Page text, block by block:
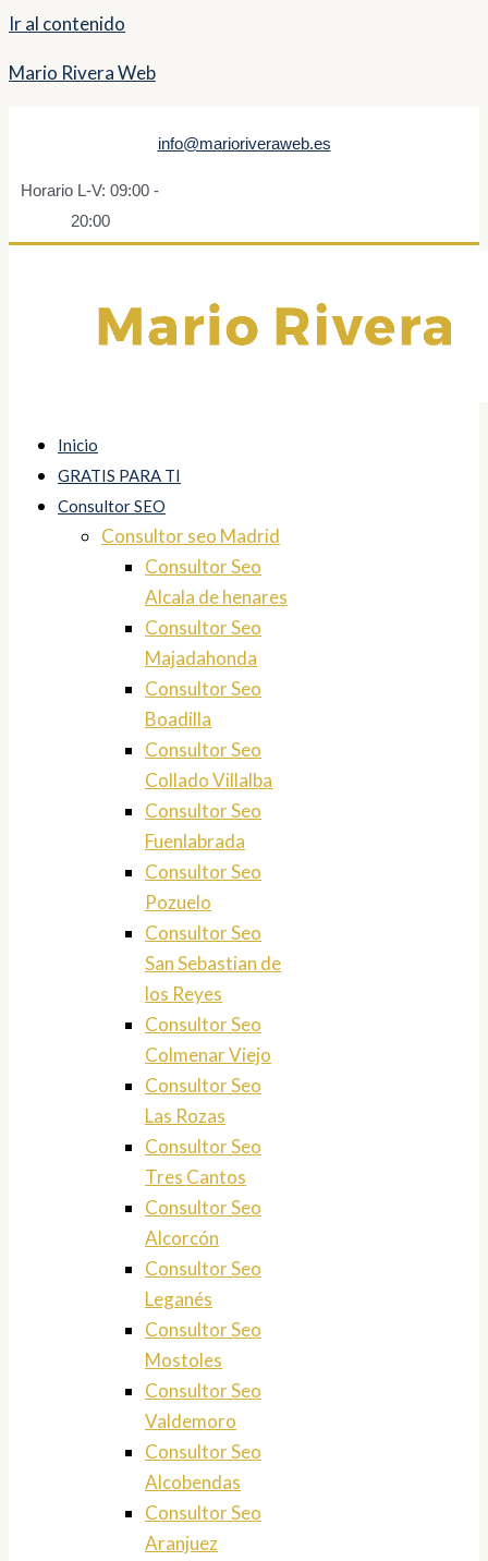
Ir al contenido
Mario Rivera Web
info@marioriveraweb.es
Horario L-V: 09:00 -
20:00
Inicio
GRATIS PARA TI
Consultor SEO
Consultor seo Madrid
Consultor Seo
Alcala de henares
Consultor Seo
Majadahonda
Consultor Seo
Boadilla
Consultor Seo
Collado Villalba
Consultor Seo
Fuenlabrada
Consultor Seo
Pozuelo
Consultor Seo
San Sebastian de
los Reyes
Consultor Seo
Colmenar Viejo
Consultor Seo
Las Rozas
Consultor Seo
Tres Cantos
Consultor Seo
Alcorcón
Consultor Seo
Leganés
Consultor Seo
Mostoles
Consultor Seo
Valdemoro
Consultor Seo
Alcobendas
Consultor Seo
Aranjuez